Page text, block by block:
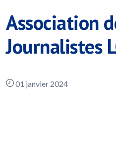
Association
Journalistes
01 janvier 2024